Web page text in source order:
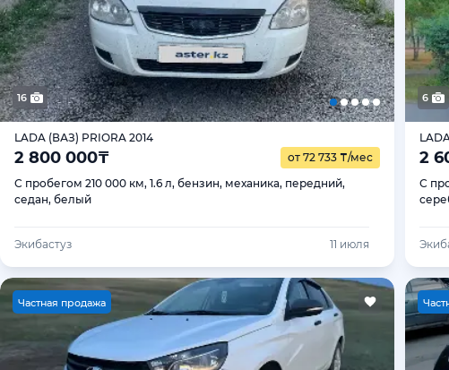
16
LADA (ВАЗ) PRIORA 2014
2 800 000₸ от 72 733 ₸/мес
С пробегом 210 000 км, 1.6 л, бензин, механика, передний,
седан, белый
Экибастуз 11 июля
6
2
С
Частная продажа Ч